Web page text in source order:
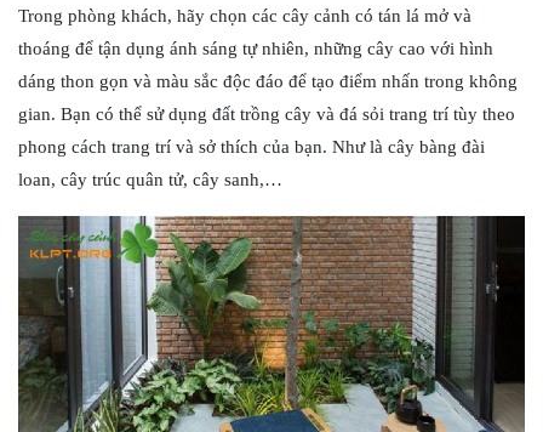
Trong phòng khách, hãy chọn các cây cảnh có tán lá mở và
thoáng để tận dụng ánh sáng tự nhiên, những cây cao với hình
dáng thon gọn và màu sắc độc đáo để tạo điểm nhấn trong không
gian. Bạn có thể sử dụng đất trồng cây và đá sỏi trang trí tùy theo
phong cách trang trí và sở thích của bạn. Như là cây bàng đài
loan, cây trúc quân tử, cây sanh,…